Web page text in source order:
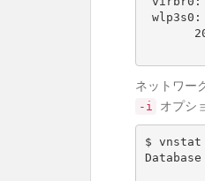
ネットワー
-i オプシ
$